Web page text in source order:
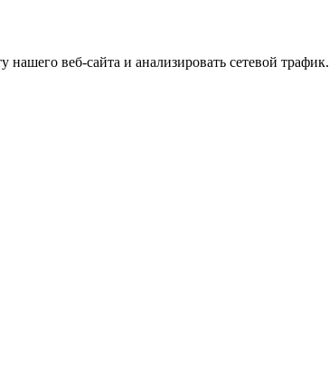
веб-сайта и анализировать сетевой трафик.